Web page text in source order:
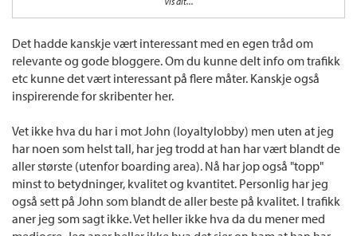
feil. Det er fakta at de to siste Pointbreaks er mye dårligere enn på lenge og verre
kommer det til å bli. Mer her i siste delen av denne artikkelen:
http://boardingarea.com/viewfromthe...hotels-will-require-points-redeem-free-
night/
Det hadde kanskje vært interessant med en egen tråd om
relevante og gode bloggere. Om du kunne delt info om trafikk
etc kunne det vært interessant på flere måter. Kanskje også
inspirerende for skribenter her.
Vet ikke hva du har i mot John (loyaltylobby) men uten at jeg
har noen som helst tall, har jeg trodd at han har vært blandt de
aller største (utenfor boarding area). Nå har jop også "topp"
minst to betydninger, kvalitet og kvantitet. Personlig har jeg
også sett på John som blandt de aller beste på kvalitet. I trafikk
aner jeg som sagt ikke. Vet heller ikke hva da du mener med